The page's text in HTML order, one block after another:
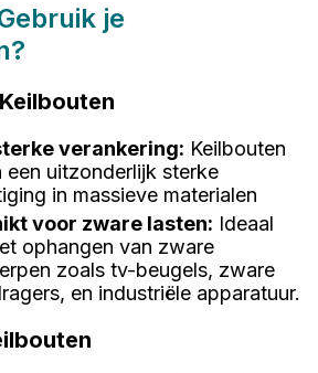
je
verankering: Keilbouten
een uitzonderlijk sterke
in massieve materialen
voor zware lasten: Ideaal
ophangen van zware
zoals tv-beugels, zware
en industriële apparatuur.